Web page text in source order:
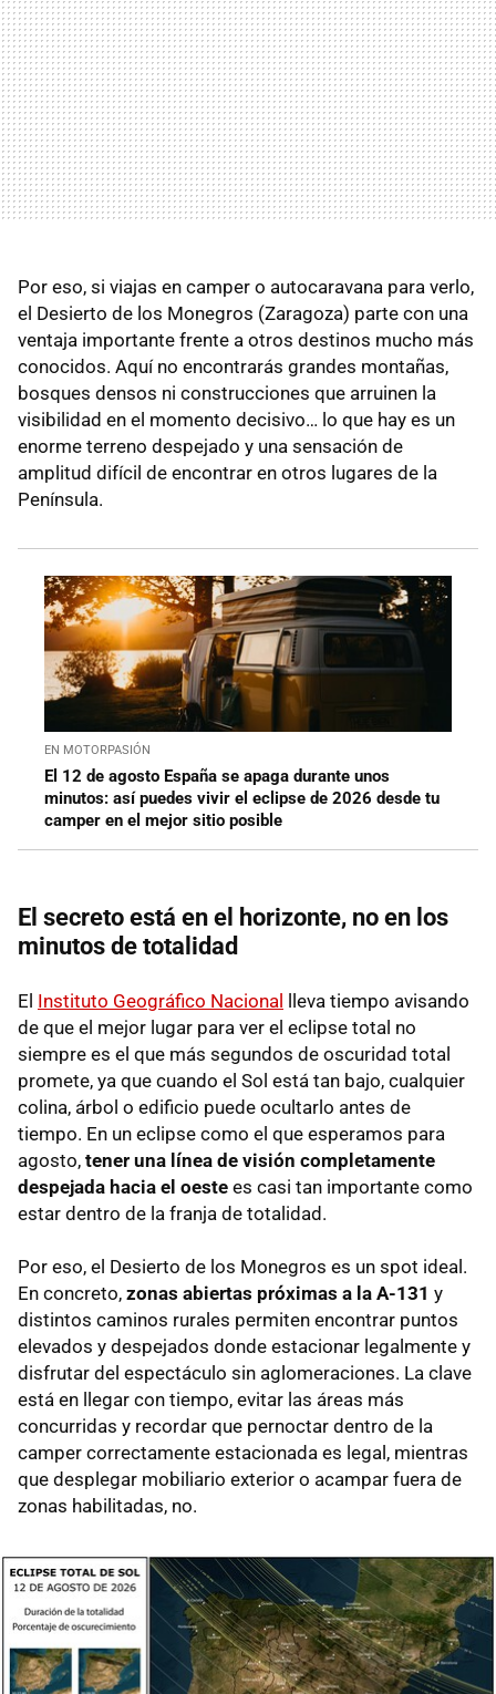
Por eso, si viajas en camper o autocaravana para verlo,
el Desierto de los Monegros (Zaragoza) parte con una
ventaja importante frente a otros destinos mucho más
conocidos. Aquí no encontrarás grandes montañas,
bosques densos ni construcciones que arruinen la
visibilidad en el momento decisivo… lo que hay es un
enorme terreno despejado y una sensación de
amplitud difícil de encontrar en otros lugares de la
Península.
EN MOTORPASIÓN
El 12 de agosto España se apaga durante unos
minutos: así puedes vivir el eclipse de 2026 desde tu
camper en el mejor sitio posible
El secreto está en el horizonte, no en los
minutos de totalidad
El Instituto Geográfico Nacional
lleva tiempo avisando
de que el mejor lugar para ver el eclipse total no
siempre es el que más segundos de oscuridad total
promete, ya que cuando el Sol está tan bajo, cualquier
colina, árbol o edificio puede ocultarlo antes de
tiempo. En un eclipse como el que esperamos para
agosto, tener una línea de visión completamente
despejada hacia el oeste es casi tan importante como
estar dentro de la franja de totalidad.
Por eso, el Desierto de los Monegros es un spot ideal.
En concreto, zonas abiertas próximas a la A-131 y
distintos caminos rurales permiten encontrar puntos
elevados y despejados donde estacionar legalmente y
disfrutar del espectáculo sin aglomeraciones. La clave
está en llegar con tiempo, evitar las áreas más
concurridas y recordar que pernoctar dentro de la
camper correctamente estacionada es legal, mientras
que desplegar mobiliario exterior o acampar fuera de
zonas habilitadas, no.